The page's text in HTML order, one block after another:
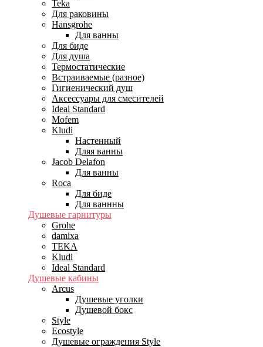
Teka
Для раковины
Hansgrohe
Для ванны
Для биде
Для душа
Термостатические
Встраиваемые (разное)
Гигиенический душ
Аксессуары для смесителей
Ideal Standard
Mofem
Kludi
Настенный
Дляя ванны
Jacob Delafon
Для ванны
Roca
Для биде
Для ваннны
Душевые гарнитуры
Grohe
damixa
TEKA
Kludi
Ideal Standard
Душевые кабины
Arcus
Душевые уголки
Душевой бокс
Style
Ecostyle
Душевые ограждения Style